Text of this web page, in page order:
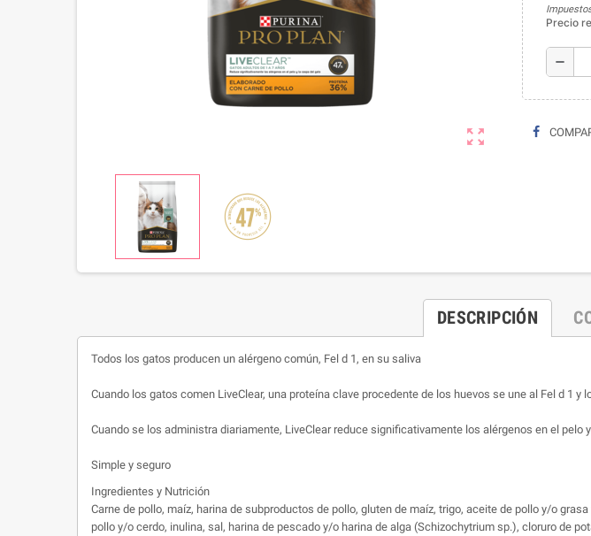
zoom_out_map
Precio
remove
DESCRIPCIÓN
Todos los gatos producen un alérgeno común, Fel d 1, en su saliva
Cuando los gatos comen LiveClear, una proteína clave procedente de los huevos se une al Fel d 1 y
Cuando se los administra diariamente, LiveClear reduce significativamente los alérgenos en el pelo
Simple y seguro
Ingredientes y Nutrición
Carne de pollo, maíz, harina de subproductos de pollo, gluten de maíz, trigo, aceite de pollo y/o
pollo y/o cerdo, inulina, sal, harina de pescado y/o harina de alga (Schizochytrium sp.), cloruro de